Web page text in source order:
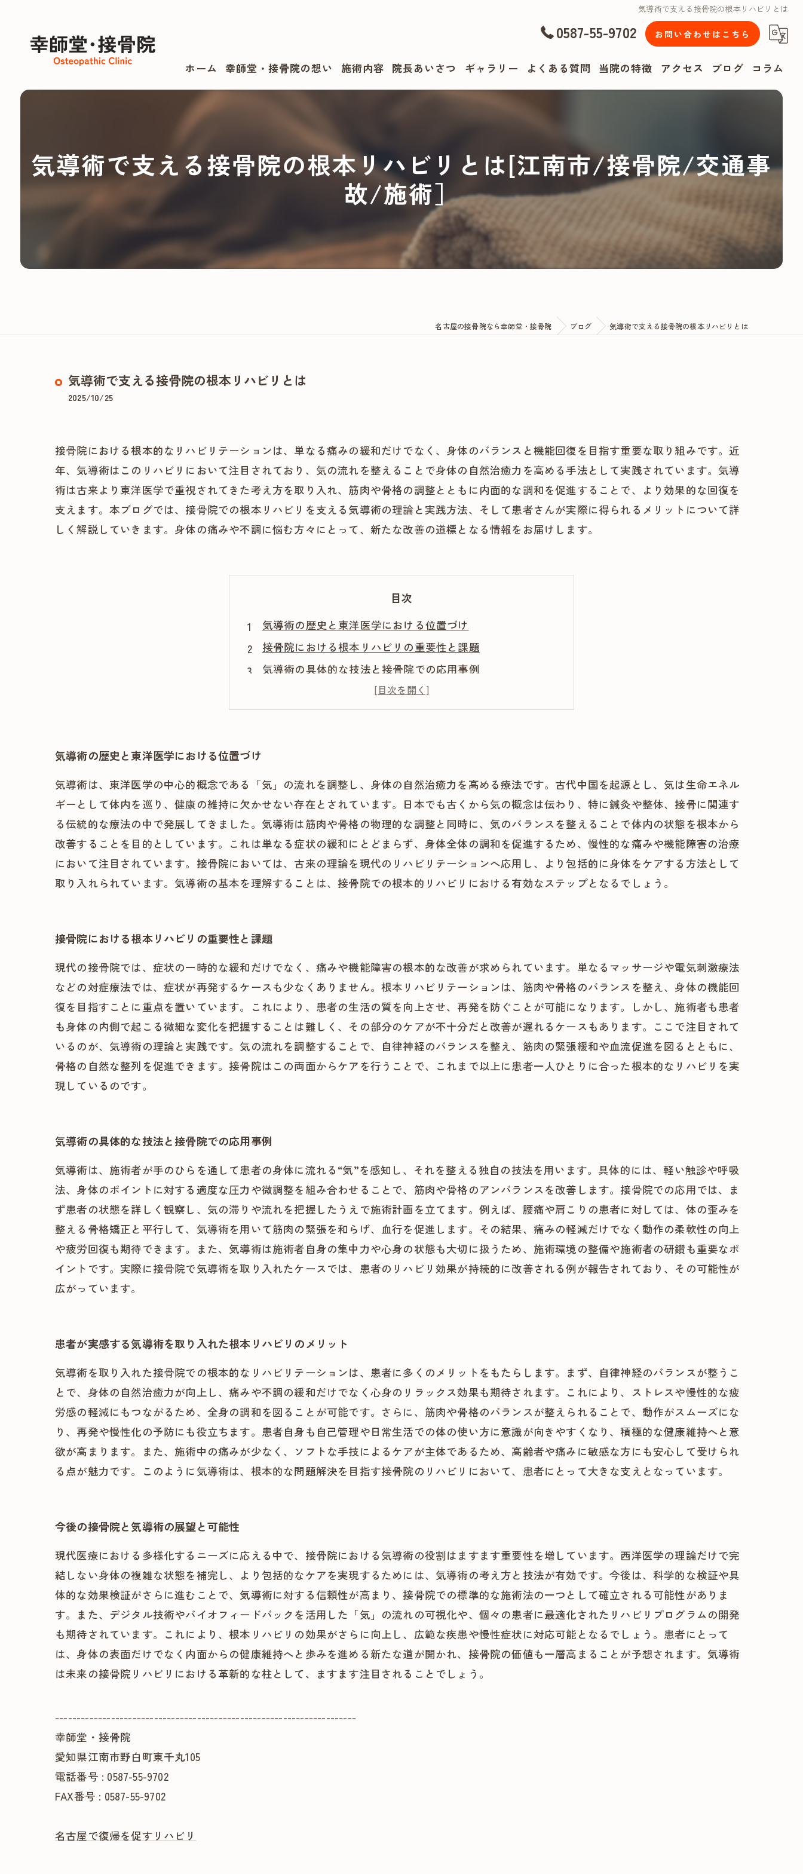
気導術で支える接骨院の根本リハビリとは
0587-55-9702 お問い合わせはこちら
ホーム 幸師堂・接骨院の想い 施術内容 院長あいさつ ギャラリー よくある質問 当院の特徴
肩こり
リハビリ
アクセス ブログ コラム
気導術で支える接骨院の根本リハビリとは[江南市/接骨院/交通事
故/施術］
名古屋の接骨院なら幸師堂・接骨院 ブログ 気導術で支える接骨院の根本リハビリとは
気導術で支える接骨院の根本リハビリとは
2025/10/25
接骨院における根本的なリハビリテーションは、単なる痛みの緩和だけでなく、身体のバランスと機能回復を目指す重要な取り組みです。近
年、気導術はこのリハビリにおいて注目されており、気の流れを整えることで身体の自然治癒力を高める手法として実践されています。気導
術は古来より東洋医学で重視されてきた考え方を取り入れ、筋肉や骨格の調整とともに内面的な調和を促進することで、より効果的な回復を
支えます。本ブログでは、接骨院での根本リハビリを支える気導術の理論と実践方法、そして患者さんが実際に得られるメリットについて詳
しく解説していきます。身体の痛みや不調に悩む方々にとって、新たな改善の道標となる情報をお届けします。
目次
気導術の歴史と東洋医学における位置づけ
接骨院における根本リハビリの重要性と課題
気導術の具体的な技法と接骨院での応用事例
患者が実感する気導術を取り入れた根本リハビリのメリット
今後の接骨院と気導術の展望と可能性
気導術の歴史と東洋医学における位置づけ
気導術は、東洋医学の中心的概念である「気」の流れを調整し、身体の自然治癒力を高める療法です。古代中国を起源とし、気は生命エネル
ギーとして体内を巡り、健康の維持に欠かせない存在とされています。日本でも古くから気の概念は伝わり、特に鍼灸や整体、接骨に関連す
る伝統的な療法の中で発展してきました。気導術は筋肉や骨格の物理的な調整と同時に、気のバランスを整えることで体内の状態を根本から
改善することを目的としています。これは単なる症状の緩和にとどまらず、身体全体の調和を促進するため、慢性的な痛みや機能障害の治療
において注目されています。接骨院においては、古来の理論を現代のリハビリテーションへ応用し、より包括的に身体をケアする方法として
取り入れられています。気導術の基本を理解することは、接骨院での根本的リハビリにおける有効なステップとなるでしょう。
接骨院における根本リハビリの重要性と課題
現代の接骨院では、症状の一時的な緩和だけでなく、痛みや機能障害の根本的な改善が求められています。単なるマッサージや電気刺激療法
などの対症療法では、症状が再発するケースも少なくありません。根本リハビリテーションは、筋肉や骨格のバランスを整え、身体の機能回
復を目指すことに重点を置いています。これにより、患者の生活の質を向上させ、再発を防ぐことが可能になります。しかし、施術者も患者
も身体の内側で起こる微細な変化を把握することは難しく、その部分のケアが不十分だと改善が遅れるケースもあります。ここで注目されて
いるのが、気導術の理論と実践です。気の流れを調整することで、自律神経のバランスを整え、筋肉の緊張緩和や血流促進を図るとともに、
骨格の自然な整列を促進できます。接骨院はこの両面からケアを行うことで、これまで以上に患者一人ひとりに合った根本的なリハビリを実
現しているのです。
気導術の具体的な技法と接骨院での応用事例
気導術は、施術者が手のひらを通して患者の身体に流れる“気”を感知し、それを整える独自の技法を用います。具体的には、軽い触診や呼吸
法、身体のポイントに対する適度な圧力や微調整を組み合わせることで、筋肉や骨格のアンバランスを改善します。接骨院での応用では、ま
ず患者の状態を詳しく観察し、気の滞りや流れを把握したうえで施術計画を立てます。例えば、腰痛や肩こりの患者に対しては、体の歪みを
整える骨格矯正と平行して、気導術を用いて筋肉の緊張を和らげ、血行を促進します。その結果、痛みの軽減だけでなく動作の柔軟性の向上
や疲労回復も期待できます。また、気導術は施術者自身の集中力や心身の状態も大切に扱うため、施術環境の整備や施術者の研鑽も重要なポ
イントです。実際に接骨院で気導術を取り入れたケースでは、患者のリハビリ効果が持続的に改善される例が報告されており、その可能性が
広がっています。
患者が実感する気導術を取り入れた根本リハビリのメリット
気導術を取り入れた接骨院での根本的なリハビリテーションは、患者に多くのメリットをもたらします。まず、自律神経のバランスが整うこ
とで、身体の自然治癒力が向上し、痛みや不調の緩和だけでなく心身のリラックス効果も期待されます。これにより、ストレスや慢性的な疲
労感の軽減にもつながるため、全身の調和を図ることが可能です。さらに、筋肉や骨格のバランスが整えられることで、動作がスムーズにな
り、再発や慢性化の予防にも役立ちます。患者自身も自己管理や日常生活での体の使い方に意識が向きやすくなり、積極的な健康維持へと意
欲が高まります。また、施術中の痛みが少なく、ソフトな手技によるケアが主体であるため、高齢者や痛みに敏感な方にも安心して受けられ
る点が魅力です。このように気導術は、根本的な問題解決を目指す接骨院のリハビリにおいて、患者にとって大きな支えとなっています。
今後の接骨院と気導術の展望と可能性
現代医療における多様化するニーズに応える中で、接骨院における気導術の役割はますます重要性を増しています。西洋医学の理論だけで完
結しない身体の複雑な状態を補完し、より包括的なケアを実現するためには、気導術の考え方と技法が有効です。今後は、科学的な検証や具
体的な効果検証がさらに進むことで、気導術に対する信頼性が高まり、接骨院での標準的な施術法の一つとして確立される可能性がありま
す。また、デジタル技術やバイオフィードバックを活用した「気」の流れの可視化や、個々の患者に最適化されたリハビリプログラムの開発
も期待されています。これにより、根本リハビリの効果がさらに向上し、広範な疾患や慢性症状に対応可能となるでしょう。患者にとって
は、身体の表面だけでなく内面からの健康維持へと歩みを進める新たな道が開かれ、接骨院の価値も一層高まることが予想されます。気導術
は未来の接骨院リハビリにおける革新的な柱として、ますます注目されることでしょう。
----------------------------------------------------------------------
幸師堂・接骨院
愛知県江南市野白町東千丸105
電話番号 : 0587-55-9702
FAX番号 : 0587-55-9702
名古屋で復帰を促すリハビリ